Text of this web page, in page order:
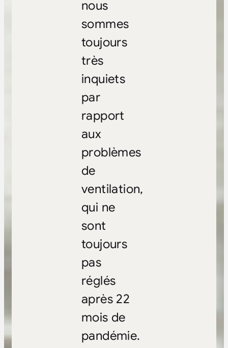
nous
sommes
toujours
très
inquiets
par
rapport
aux
problèmes
de
ventilation,
qui ne
sont
toujours
pas
réglés
après 22
mois de
pandémie.